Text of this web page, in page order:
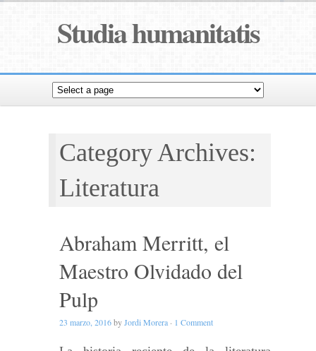
Studia humanitatis
Category Archives:
Literatura
Abraham Merritt, el
Maestro Olvidado del
Pulp
23 marzo, 2016byJordi Morera · 1 Comment